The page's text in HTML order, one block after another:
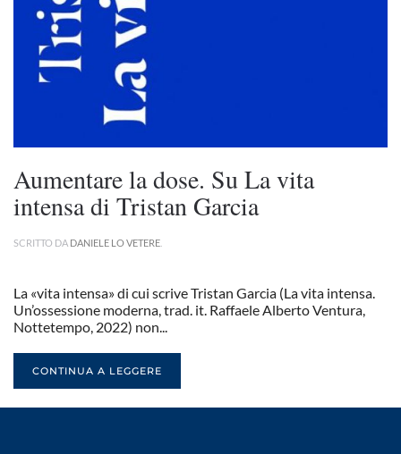
Aumentare la dose. Su La vita
intensa di Tristan Garcia
SCRITTO DA DANIELE LO VETERE
La «vita intensa» di cui scrive Tristan Garcia (La vita intensa.
Un’ossessione moderna, trad. it. Raffaele Alberto Ventura,
Nottetempo, 2022) non...
CONTINUA A LEGGERE